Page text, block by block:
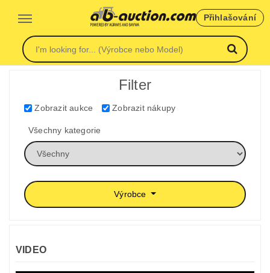
Přihlašování
Filter
Zobrazit aukce Zobrazit nákupy
Všechny kategorie
Výrobce
VIDEO